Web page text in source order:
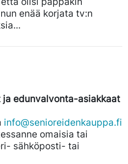
enää korjata tv:n
ja edunvalvonta-asiakkaat
info@senioreidenkauppa.fi
omaisia tai
sähköposti- tai